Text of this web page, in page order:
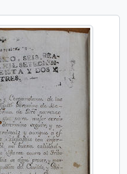
relativos a la Historia colonial del Ayuntamiento de Cartago
de la Judicatura de Guanacaste y documentos diversos
matrimoniales y documentos diversos
la Diócesis de San José (1852-1880)
a la Historia colonial de Costa Rica y documentos diversos
recibida del Gobierno civil (1835-1849)
expedientes de capellanías y documentos diversos
cuentas de cargo y data y documentos diversos
y dispensas matrimoniales y documentos diversos
matrimoniales y dispensas matrimoniales y documentos diversos